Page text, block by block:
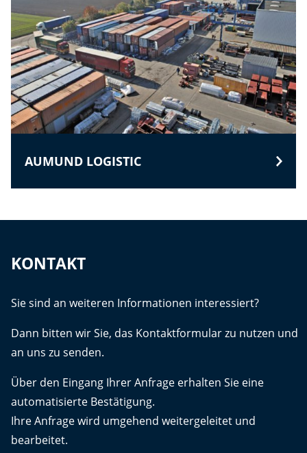
AUMUND LOGISTIC
KONTAKT
Sie sind an weiteren Informationen interessiert?
Dann bitten wir Sie, das Kontaktformular zu nutzen und
an uns zu senden.
Über den Eingang Ihrer Anfrage erhalten Sie eine
automatisierte Bestätigung.
Ihre Anfrage wird umgehend weitergeleitet und
bearbeitet.